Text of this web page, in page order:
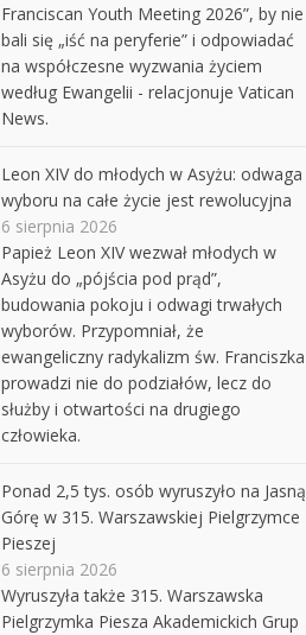
Franciscan Youth Meeting 2026”, by nie
bali się „iść na peryferie” i odpowiadać
na współczesne wyzwania życiem
według Ewangelii - relacjonuje Vatican
News.
Leon XIV do młodych w Asyżu: odwaga
wyboru na całe życie jest rewolucyjna
6 sierpnia 2026
Papież Leon XIV wezwał młodych w
Asyżu do „pójścia pod prąd”,
budowania pokoju i odwagi trwałych
wyborów. Przypomniał, że
ewangeliczny radykalizm św. Franciszka
prowadzi nie do podziałów, lecz do
służby i otwartości na drugiego
człowieka.
Ponad 2,5 tys. osób wyruszyło na Jasną
Górę w 315. Warszawskiej Pielgrzymce
Pieszej
6 sierpnia 2026
Wyruszyła także 315. Warszawska
Pielgrzymka Piesza Akademickich Grup